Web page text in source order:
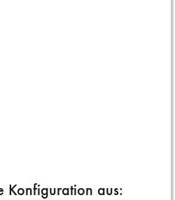
Konfiguration aus: